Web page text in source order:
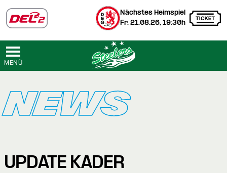
Nächstes Heimspiel
Fr. 21.08.26, 19:30h
MENÜ
NEWS
UPDATE KADER